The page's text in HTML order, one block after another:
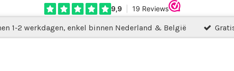
1-2 werkdagen, enkel binnen Nederland & België